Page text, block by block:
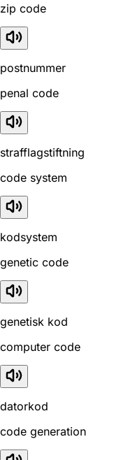
zip code
postnummer
penal code
strafflagstiftning
code system
kodsystem
genetic code
genetisk kod
computer code
datorkod
code generation